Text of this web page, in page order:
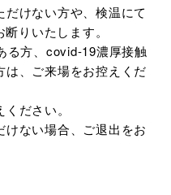
けない方や、検温にて
りいたします。
る方、covid-19濃厚接触
、ご来場をお控えくだ
ださい。
けない場合、ご退出をお